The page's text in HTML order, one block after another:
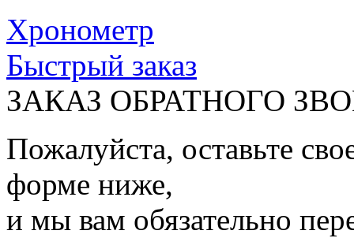
Хронометр
Быстрый заказ
ЗАКАЗ ОБРАТНОГО
Пожалуйста, оставьте
форме ниже,
и мы вам обязательно